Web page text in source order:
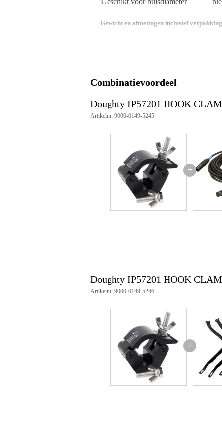
Geschikt voor buisdiameter
Gewicht en afmetingen inclusief verpakking
Gewicht(incl. verpakking)
Productspecificaties
Producten inbegrepen: 1 x
Materiaal: AW6082 T6
Diameter buis: Ø60 - 63mm
Kleur: Zwart (poedercoating)
Max. belasting (WLL): 500 kg
Max. aanhaalmoment: 30 Nm
Keuring: TÜV goedgekeurd
Factor van veiligheid: 5:1
Artikelnummer: IP57201
Combinatievoordeel
Doughty IP57201 HOOK
Artikelnr: 9000-0149-5245
+
Doughty IP57201 HOOK
Artikelnr: 9000-0149-5246
+